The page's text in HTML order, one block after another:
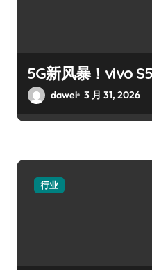
5G新风暴！vivo
dawei 3 月 31, 2026
行业